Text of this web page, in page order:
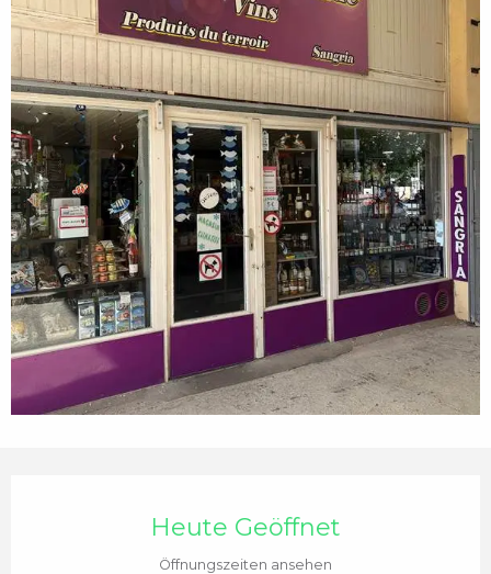
Heute Geöffnet
Öffnungszeiten ansehen